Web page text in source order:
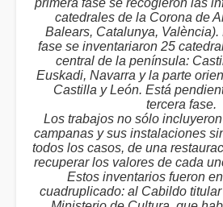
primera fase se recogieron las
catedrales de la Corona de
Balears, Catalunya, València).
fase se inventariaron 25
central de la península:
Euskadi, Navarra y la parte
Castilla y León. Está
tercera fase.
Los trabajos no sólo
campanas y sus instalaciones
todos los casos, de una
recuperar los valores de cada
Estos inventarios fueron
cuadruplicado: al Cabildo